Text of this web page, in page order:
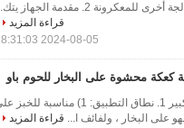
2. مقدمة الجهاز يتك...
قراءة المزيد
2024-08-05 18:31:03
آلة صنع كعكة محشوة بالبخار من الفولاذ المقاوم للصدأ 304 لصنع باو لحم كبير 1. نطاق التطبيق: 1) مناسبة
​​على البخار ، ولفائف ا... قراءة المزيد